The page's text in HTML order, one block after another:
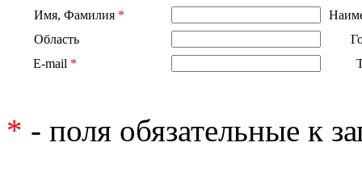
Имя, Фамилия *
Область
E-mail *
* - поля обязательные к